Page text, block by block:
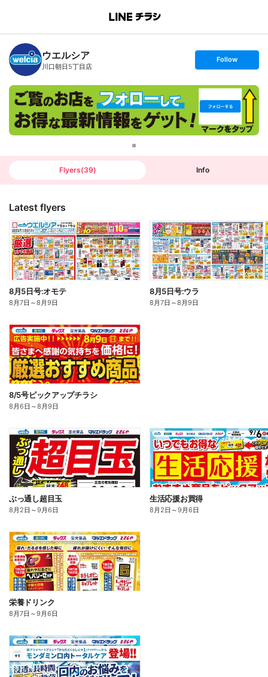
B
n
c
h
T
ウエルシア
川口朝日5丁目店
s
t
o
l
o
w
Follow
Flyers(39) Info
Latest flyers
8月5日号:オモテ
8月7日 ～8月9日
8月5日号:ウラ
8月7日 ～8月9日
8/5号ピックアップチラシ
8月6日 ～8月9日
ぶっ通し超目玉
8月2日 ～9月6日
生活応援お買得
8月2日 ～9月6日
栄養ドリンク
8月7日 ～9月6日